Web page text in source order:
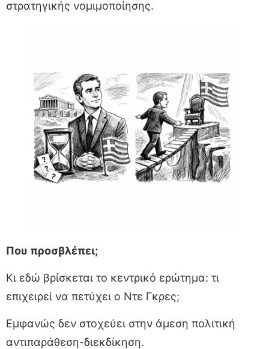
στρατηγικής νομιμοποίησης.
Που προσβλέπει;
Κι εδώ βρίσκεται το κεντρικό ερώτημα: τι
επιχειρεί να πετύχει ο Ντε Γκρες;
Εμφανώς δεν στοχεύει στην άμεση πολιτική
αντιπαράθεση-διεκδίκηση.